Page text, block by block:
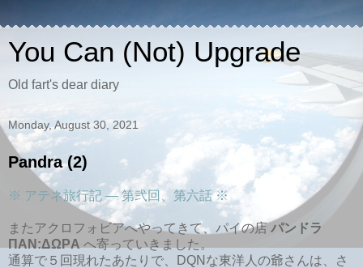
You Can (Not) Upgrade
Old fart's dear diary
Monday, August 30, 2021
Pandra (2)
※ アテネ旅行記 ― 第弐回、第六話 ※
またアクロフォビアへやってきて、パイの店パンドラ
ΠΑΝ:ΔΩΡA へ寄っていきました。
通算で５回現れたあたりで、DQNな東洋人の爺さんは、さ